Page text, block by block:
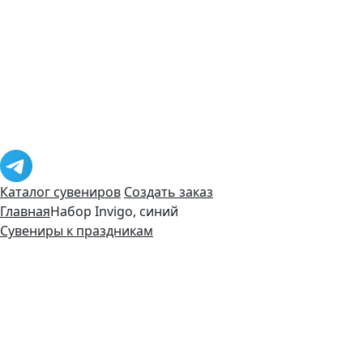
Каталог сувениров Создать заказ
ГлавнаяНабор Invigo, синий
Сувениры к праздникам